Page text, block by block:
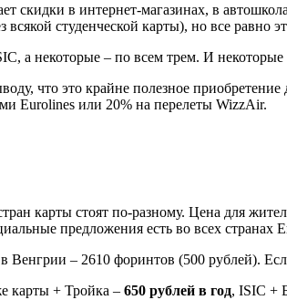
в интернет-магазинах, в
студенческой карты), но все
а некоторые – по всем трем. И
что это крайне полезное приобретение
Eurolines или 20% на перелеты WizzAir.
карты стоят по-разному. Цена для
предложения есть во всех странах
– 2610 форинтов (500 рублей).
карты + Тройка – 650 рублей в год, ISIC +